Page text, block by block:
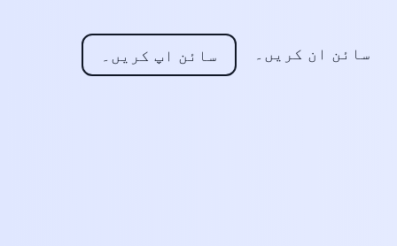
سائن ان کریں۔ سائن اپ کریں۔